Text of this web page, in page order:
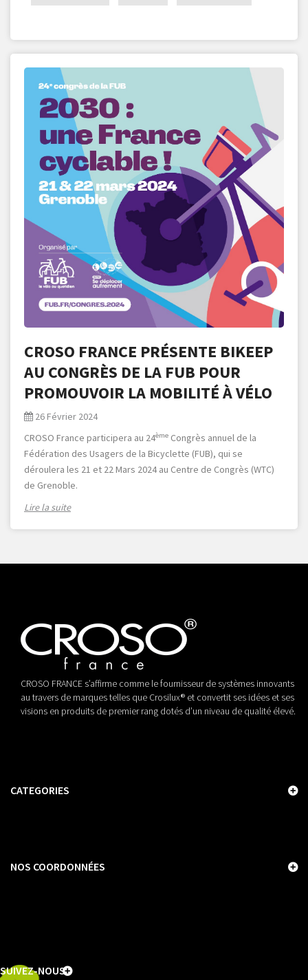
CROSO FRANCE PRÉSENTE BIKEEP
AU CONGRÈS DE LA FUB POUR
PROMOUVOIR LA MOBILITÉ À VÉLO
26 Février 2024
CROSO France participera au 24ème Congrès annuel de la
Fédération des Usagers de la Bicyclette (FUB), qui se
déroulera les 21 et 22 Mars 2024 au Centre de Congrès (WTC)
de Grenoble.
Lire la suite
CROSO FRANCE s’affirme comme le fournisseur de systèmes innovants
au travers de marques telles que Crosilux® et convertit ses idées et ses
visions en produits de premier rang dotés d’un niveau de qualité élevé.
CATEGORIES
NOS COORDONNÉES
SUIVEZ-NOUS